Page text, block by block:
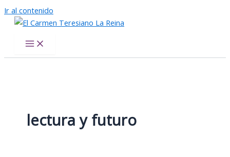
Ir al contenido
lectura y futuro